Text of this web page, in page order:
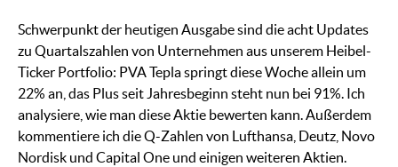
Schwerpunkt der heutigen Ausgabe sind die acht Updates
zu Quartalszahlen von Unternehmen aus unserem Heibel-
Ticker Portfolio: PVA Tepla springt diese Woche allein um
22% an, das Plus seit Jahresbeginn steht nun bei 91%. Ich
analysiere, wie man diese Aktie bewerten kann. Außerdem
kommentiere ich die Q-Zahlen von Lufthansa, Deutz, Novo
Nordisk und Capital One und einigen weiteren Aktien.